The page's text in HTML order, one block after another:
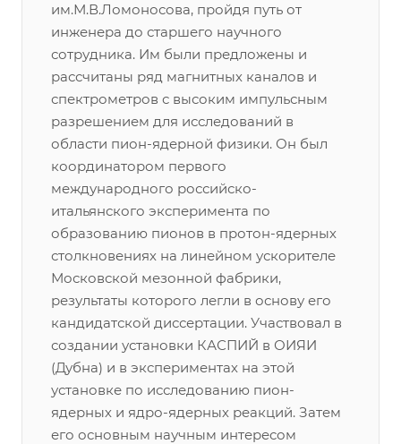
им.М.В.Ломоносова, пройдя путь от
инженера до старшего научного
сотрудника. Им были предложены и
рассчитаны ряд магнитных каналов и
спектрометров с высоким импульсным
разрешением для исследований в
области пион-ядерной физики. Он был
координатором первого
международного российско-
итальянского эксперимента по
образованию пионов в протон-ядерных
столкновениях на линейном ускорителе
Московской мезонной фабрики,
результаты которого легли в основу его
кандидатской диссертации. Участвовал в
создании установки КАСПИЙ в ОИЯИ
(Дубна) и в экспериментах на этой
установке по исследованию пион-
ядерных и ядро-ядерных реакций. Затем
его основным научным интересом